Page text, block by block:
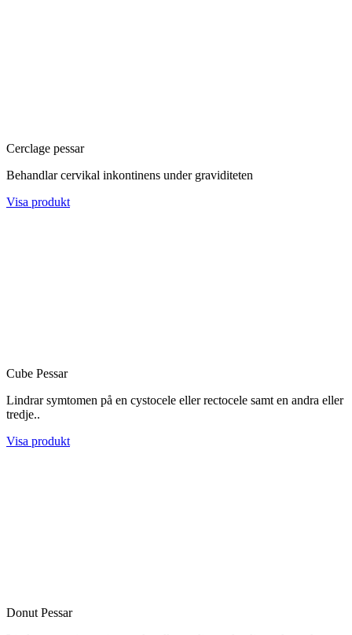
Cerclage pessar
Behandlar cervikal inkontinens under graviditeten
Visa produkt
Cube Pessar
Lindrar symtomen på en cystocele eller rectocele samt en andra eller
tredje..
Visa produkt
Donut Pessar